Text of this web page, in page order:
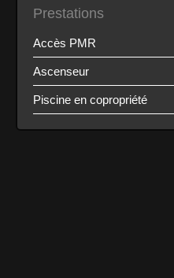
Prestations
Accès PMR
Ascenseur
Piscine en copropriété